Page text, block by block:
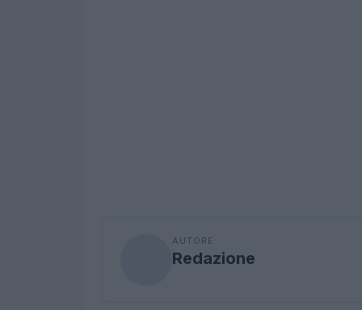
AUTORE
Redazione